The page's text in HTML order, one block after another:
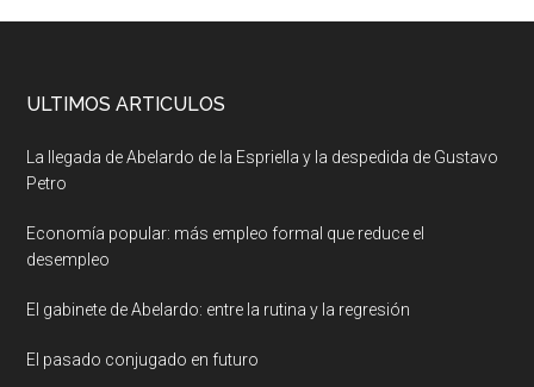
ULTIMOS ARTICULOS
La llegada de Abelardo de la Espriella y la despedida de Gustavo
Petro
Economía popular: más empleo formal que reduce el
desempleo
El gabinete de Abelardo: entre la rutina y la regresión
El pasado conjugado en futuro